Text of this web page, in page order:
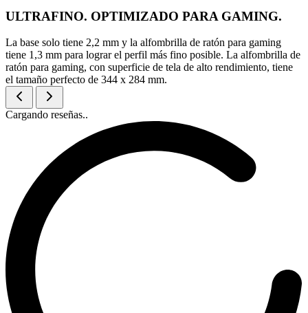
ULTRAFINO. OPTIMIZADO PARA GAMING.
La base solo tiene 2,2 mm y la alfombrilla de ratón para gaming
tiene 1,3 mm para lograr el perfil más fino posible. La alfombrilla de
ratón para gaming, con superficie de tela de alto rendimiento, tiene
el tamaño perfecto de 344 x 284 mm.
Cargando reseñas..